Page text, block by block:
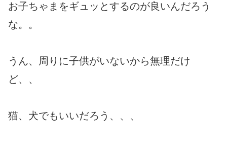
お子ちゃまをギュッとするのが良いんだろう
な。。
うん、周りに子供がいないから無理だけ
ど、、
猫、犬でもいいだろう、、、